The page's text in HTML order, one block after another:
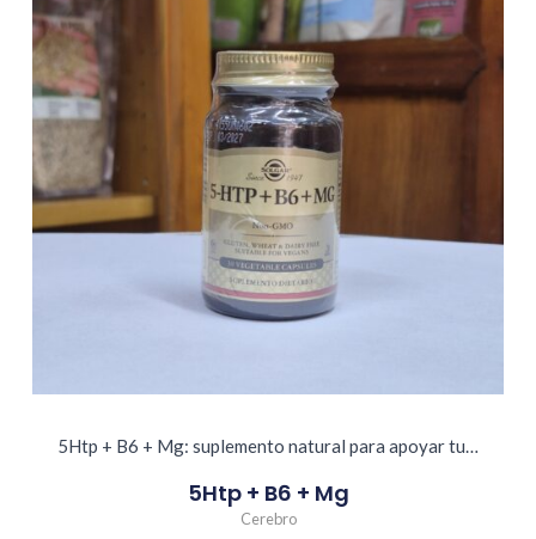
5Htp + B6 + Mg: suplemento natural para apoyar tu…
5Htp + B6 + Mg
Cerebro